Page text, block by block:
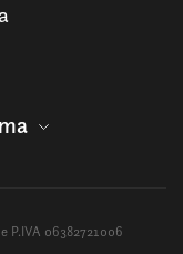
P.IVA 06382721006